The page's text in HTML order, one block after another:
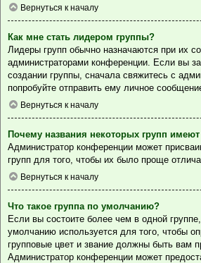
Вернуться к началу
Как мне стать лидером группы?
Лидеры групп обычно назначаются при их
администраторами конференции. Если вы
создании группы, сначала свяжитесь с
попробуйте отправить ему личное
Вернуться к началу
Почему названия некоторых групп
Администратор конференции может
групп для того, чтобы их было проще
Вернуться к началу
Что такое группа по умолчанию?
Если вы состоите более чем в одной
умолчанию используется для того, чтобы
групповые цвет и звание должны быть вам
Администратор конференции может